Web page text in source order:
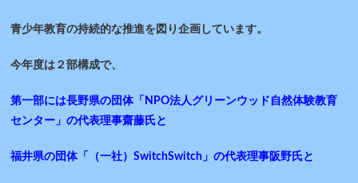
青少年教育の持続的な推進を図り企画しています。
今年度は２部構成で、
第一部には長野県の団体「NPO法人グリーンウッド自然体験教育
センター」の代表理事齋藤氏と
福井県の団体「（一社）SwitchSwitch」の代表理事阪野氏と